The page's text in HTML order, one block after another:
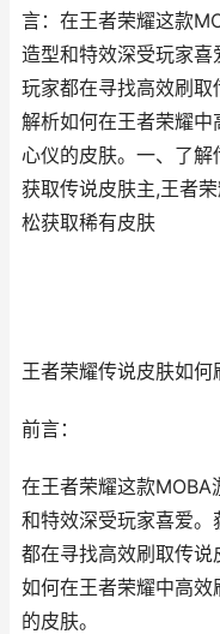
言：在王者荣耀这款
造型和特效深受玩家
玩家都在寻找高效刷取
解析如何在王者荣耀
心仪的皮肤。一、了解
获取传说皮肤主,王者
松获取稀有皮肤
王者荣耀传说皮肤如
前言：
在王者荣耀这款MOBA
和特效深受玩家喜爱
都在寻找高效刷取传
如何在王者荣耀中高
的皮肤。